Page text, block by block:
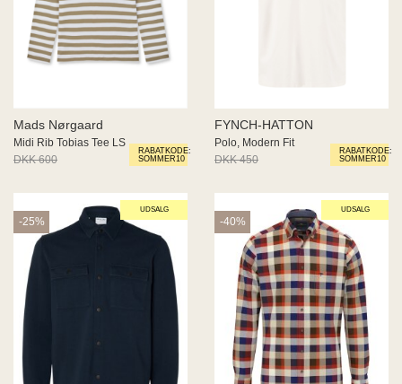
RABATKODE:
SOMMER10
Mads Nørgaard
Midi Rib Tobias Tee LS
DKK 600
DKK 450
RABATKODE:
SOMMER10
FYNCH-HATTON
Polo, Modern Fit
DKK 450
DKK 270
UDSALG
-25%
UDSALG
-40%